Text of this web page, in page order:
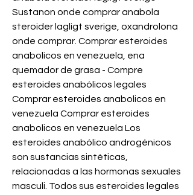
Sustanon onde comprar anabola
steroider lagligt sverige, oxandrolona
onde comprar. Comprar esteroides
anabolicos en venezuela, ena
quemador de grasa - Compre
esteroides anabólicos legales
Comprar esteroides anabolicos en
venezuela Comprar esteroides
anabolicos en venezuela Los
esteroides anabólico androgénicos
son sustancias sintéticas,
relacionadas a las hormonas sexuales
masculi. Todos sus esteroides legales